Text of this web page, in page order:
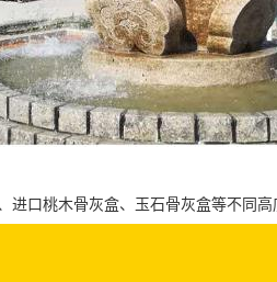
进口桃木骨灰盒、玉石骨灰盒等不同高